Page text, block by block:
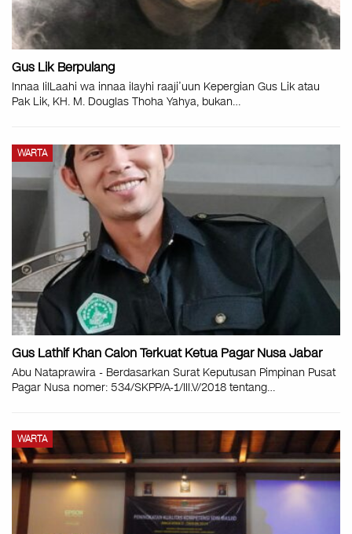
Gus Lik Berpulang
Innaa lilLaahi wa innaa ilayhi raaji’uun Kepergian Gus Lik atau
Pak Lik, KH. M. Douglas Thoha Yahya, bukan…
WARTA
Gus Lathif Khan Calon Terkuat Ketua Pagar Nusa Jabar
Abu Nataprawira - Berdasarkan Surat Keputusan Pimpinan Pusat
Pagar Nusa nomer: 534/SKPP/A-1/III.V/2018 tentang…
WARTA